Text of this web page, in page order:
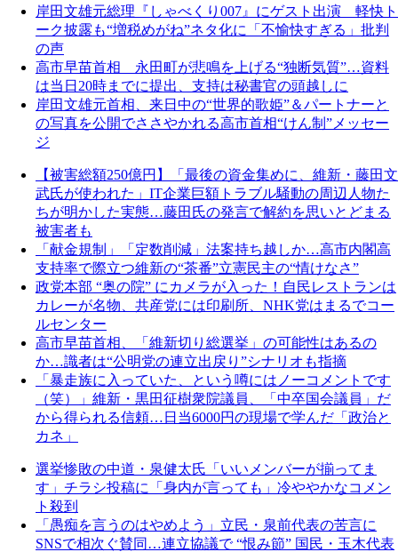
岸田文雄元総理『しゃべくり007』にゲスト出演 軽快ト
ーク披露も“増税めがね”ネタ化に「不愉快すぎる」批判
の声
高市早苗首相 永田町が悲鳴を上げる“独断気質”…資料
は当日20時までに提出、支持は秘書官の頭越しに
岸田文雄元首相、来日中の“世界的歌姫”＆パートナーと
の写真を公開でささやかれる高市首相“けん制”メッセー
ジ
【被害総額250億円】「最後の資金集めに、維新・藤田文
武氏が使われた」IT企業巨額トラブル騒動の周辺人物た
ちが明かした実態…藤田氏の発言で解約を思いとどまる
被害者も
「献金規制」「定数削減」法案持ち越しか…高市内閣高
支持率で際立つ維新の“茶番”立憲民主の“情けなさ”
政党本部 “奥の院” にカメラが入った！自民レストランは
カレーが名物、共産党には印刷所、NHK党はまるでコー
ルセンター
高市早苗首相、「維新切り総選挙」の可能性はあるの
か…識者は“公明党の連立出戻り”シナリオも指摘
「暴走族に入っていた、という噂にはノーコメントです
（笑）」維新・黒田征樹衆院議員、「中卒国会議員」だ
から得られる信頼…日当6000円の現場で学んだ「政治と
カネ」
選挙惨敗の中道・泉健太氏「いいメンバーが揃ってま
す」チラシ投稿に「身内が言っても」冷ややかなコメン
ト殺到
「愚痴を言うのはやめよう」立民・泉前代表の苦言に
SNSで相次ぐ賛同…連立協議で “恨み節” 国民・玉木代表